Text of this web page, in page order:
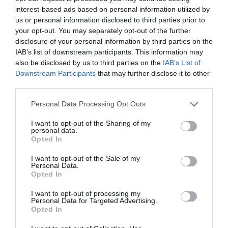
interest-based ads based on personal information utilized by
us or personal information disclosed to third parties prior to
your opt-out. You may separately opt-out of the further
disclosure of your personal information by third parties on the
IAB’s list of downstream participants. This information may
also be disclosed by us to third parties on the IAB’s List of
Downstream Participants that may further disclose it to other
Personal Data Processing Opt Outs
I want to opt-out of the Sharing of my
personal data.
Opted In
I want to opt-out of the Sale of my
Personal Data.
Opted In
I want to opt-out of processing my
Personal Data for Targeted Advertising.
Opted In
situació angoixant. Imagina estar en un llit de per
vida, i a la vegada salvar al món d'una invasió
alienígena.
Des de fa un temps Twitter permet tenir l'opció
ulls, però sí que hi poden veure gràcies a les
descripcions que alguns usuaris hi posem. És un
petit pas, però per molts són els ulls.
"Parlem molt de bretxa
tecnològica entre les
regions, però la bretxa és